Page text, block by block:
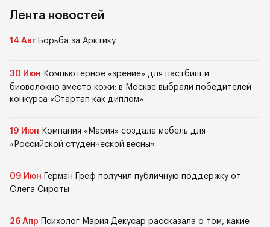
Лента новостей
14 Авг Борьба за Арктику
30 Июн Компьютерное «зрение» для пастбищ и
биоволокно вместо кожи: в Москве выбрали победителей
конкурса «Стартап как диплом»
19 Июн Компания «Мария» создала мебель для
«Российской студенческой весны»
09 Июн
Герман Греф получил публичную поддержку от
Олега Сироты
26 Апр
Психолог Мария Декусар рассказала о том, какие